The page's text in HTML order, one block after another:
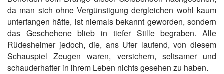
da man sich ohne Vergünstigung dergleichen wohl kaum
unterfangen hätte, ist niemals bekannt geworden, sondern
das Geschehene blieb in tiefer Stille begraben. Alle
Rüdesheimer jedoch, die, ans Ufer laufend, von diesem
Schauspiel Zeugen waren, versichern, seltsamer und
schauderhafter in ihrem Leben nichts gesehen zu haben.